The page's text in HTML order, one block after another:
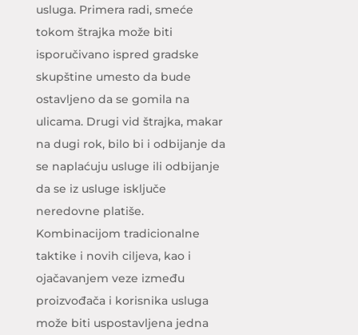
usluga. Primera radi, smeće
tokom štrajka može biti
isporučivano ispred gradske
skupštine umesto da bude
ostavljeno da se gomila na
ulicama. Drugi vid štrajka, makar
na dugi rok, bilo bi i odbijanje da
se naplaćuju usluge ili odbijanje
da se iz usluge isključe
neredovne platiše.
Kombinacijom tradicionalne
taktike i novih ciljeva, kao i
ojačavanjem veze između
proizvođača i korisnika usluga
može biti uspostavljena jedna